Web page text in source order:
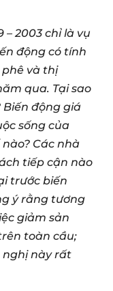
– 2003 chỉ là vụ
động có tính
phê và thị
qua. Tại sao
Biến động giá
sống của
Các nhà
tiếp cận nào
trước biến
ý rằng tương
giảm sản
toàn cầu;
nghị này rất